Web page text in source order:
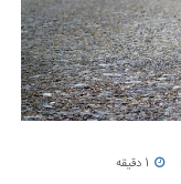
1 دقیقه